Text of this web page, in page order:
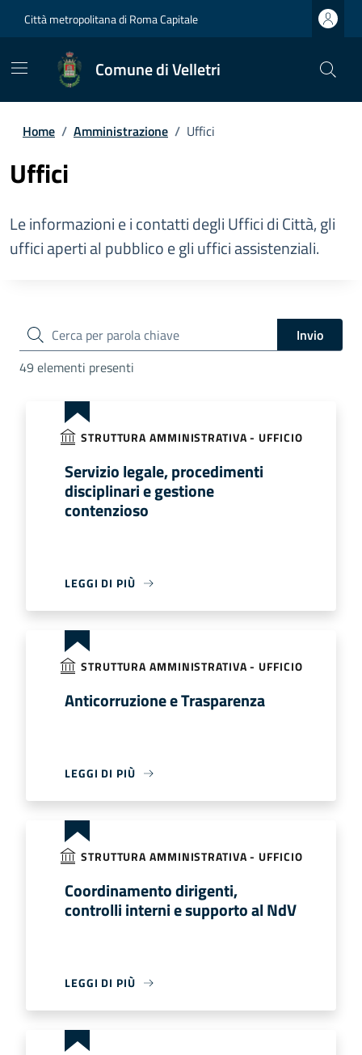
Città metropolitana di Roma Capitale
Comune di Velletri
Home / Amministrazione / Uffici
Uffici
Le informazioni e i contatti degli Uffici di Città, gli
uffici aperti al pubblico e gli uffici assistenziali.
cerca
Invio
49 elementi presenti
STRUTTURA AMMINISTRATIVA - UFFICIO
Servizio legale, procedimenti
disciplinari e gestione
contenzioso
LEGGI DI PIÙ
STRUTTURA AMMINISTRATIVA - UFFICIO
Anticorruzione e Trasparenza
LEGGI DI PIÙ
STRUTTURA AMMINISTRATIVA - UFFICIO
Coordinamento dirigenti,
controlli interni e supporto al NdV
LEGGI DI PIÙ